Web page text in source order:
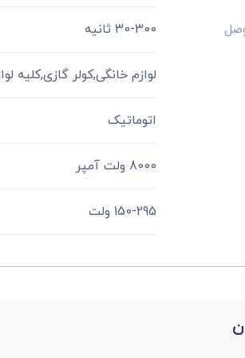
30-300 ثانیه
لوازم خانگی,کولر گازی,کلیه
اتوماتیک
8000 ولت آمپر
150-295 ولت